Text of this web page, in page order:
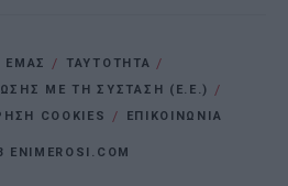
ΕΜΑΣ
ΤΑΥΤΟΤΗΤΑ
ΜΕ ΤΗ ΣΥΣΤΑΣΗ (Ε.Ε.)
COOKIES ΕΠΙΚΟΙΝΩΝΙΑ
ENIMEROSI.COM